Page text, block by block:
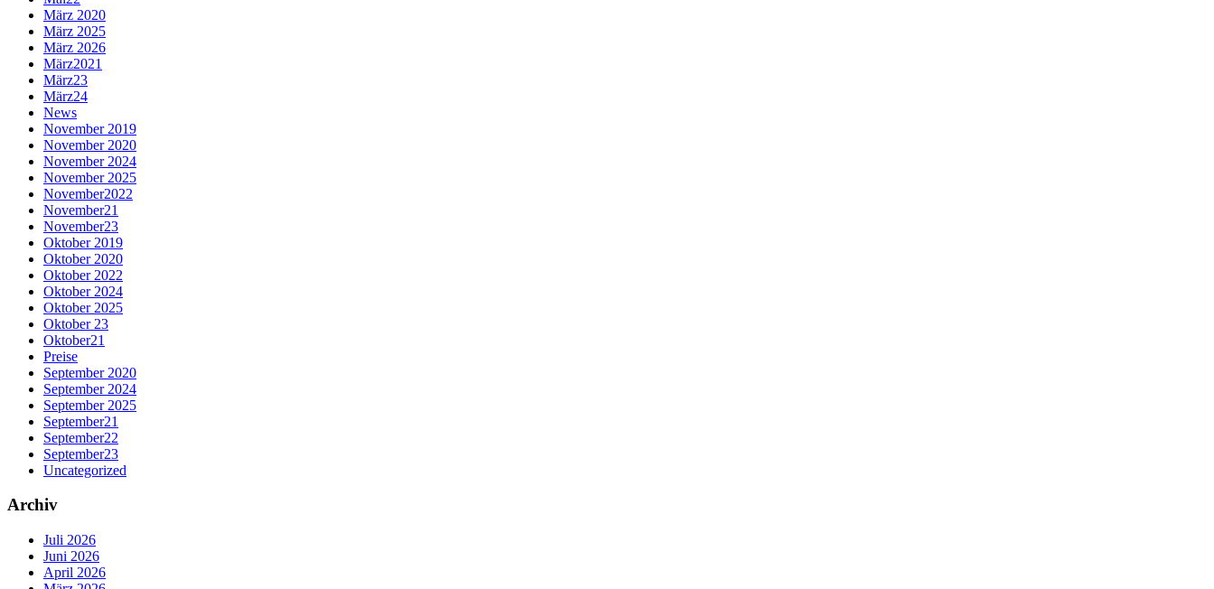
März 2020
März 2025
März 2026
März2021
März23
März24
News
November 2019
November 2020
November 2024
November 2025
November2022
November21
November23
Oktober 2019
Oktober 2020
Oktober 2022
Oktober 2024
Oktober 2025
Oktober 23
Oktober21
Preise
September 2020
September 2024
September 2025
September21
September22
September23
Uncategorized
Archiv
Juli 2026
Juni 2026
April 2026